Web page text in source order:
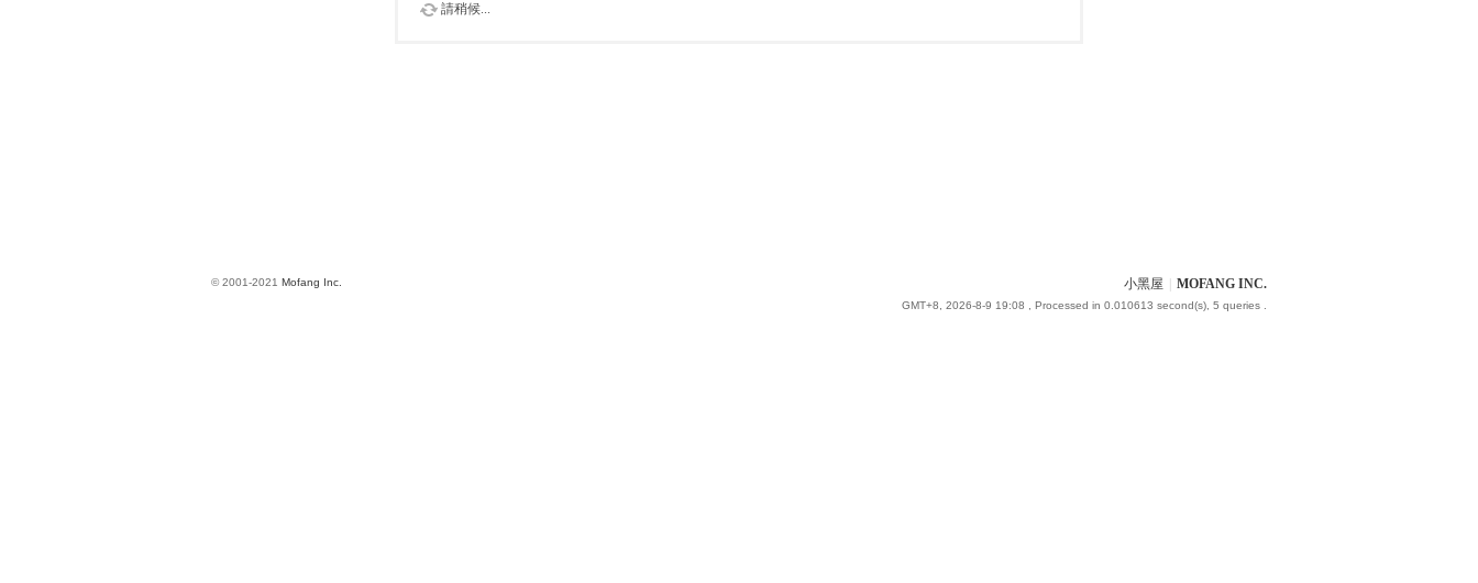
請稍候...
小黑屋 MOFANG INC.
GMT+8, 2026-8-9 19:08 , Processed in 0.010613 second(s), 5 queries .
© 2001-2021 Mofang Inc.